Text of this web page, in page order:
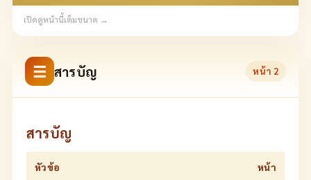
เปิดดูหน้านี้เต็มขนาด →
☰ สารบัญ หน้า 2
สารบัญ
หัวข้อ หน้า